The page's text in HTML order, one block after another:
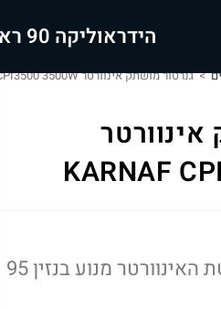
הידראוליקה 90 ראשי
> גנרטור מושתק אינוורטר KARNAF CPI3500 3500W
KARNAF
מנוע בנזין 95